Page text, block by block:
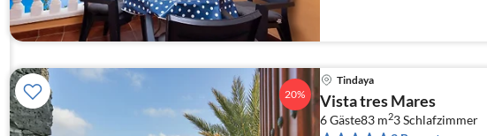
20%
Tindaya
Vista tres Mares
6 Gäste83 m23Schlafzimmer